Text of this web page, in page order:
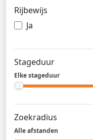
Rijbewijs
Ja
Stageduur
Elke stageduur
Zoekradius
Alle afstanden